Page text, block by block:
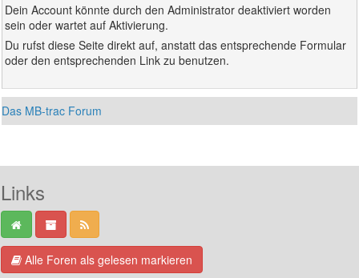
Dein Account könnte durch den Administrator deaktiviert worden
sein oder wartet auf Aktivierung.
Du rufst diese Seite direkt auf, anstatt das entsprechende Formular
oder den entsprechenden Link zu benutzen.
Das MB-trac Forum
Links
Alle Foren als gelesen markieren